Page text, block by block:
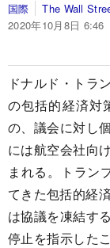
国際
The Wall
2020年10月8日 6:46
ドナルド・トラ
の包括的経済対
の、議会に対し
には航空会社向
まれる。トラン
てきた包括的経
は協議を凍結す
停止を指示した